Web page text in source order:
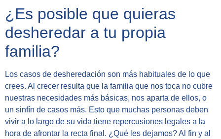
¿Es posible que quieras
desheredar a tu propia
familia?
Los casos de desheredación son más habituales de lo que
crees. Al crecer resulta que la familia que nos toca no cubre
nuestras necesidades más básicas, nos aparta de ellos, o
un sinfín de casos más. Esto que muchas personas deben
vivir a lo largo de su vida tiene repercusiones legales a la
hora de afrontar la recta final. ¿Qué les dejamos? Al fin y al